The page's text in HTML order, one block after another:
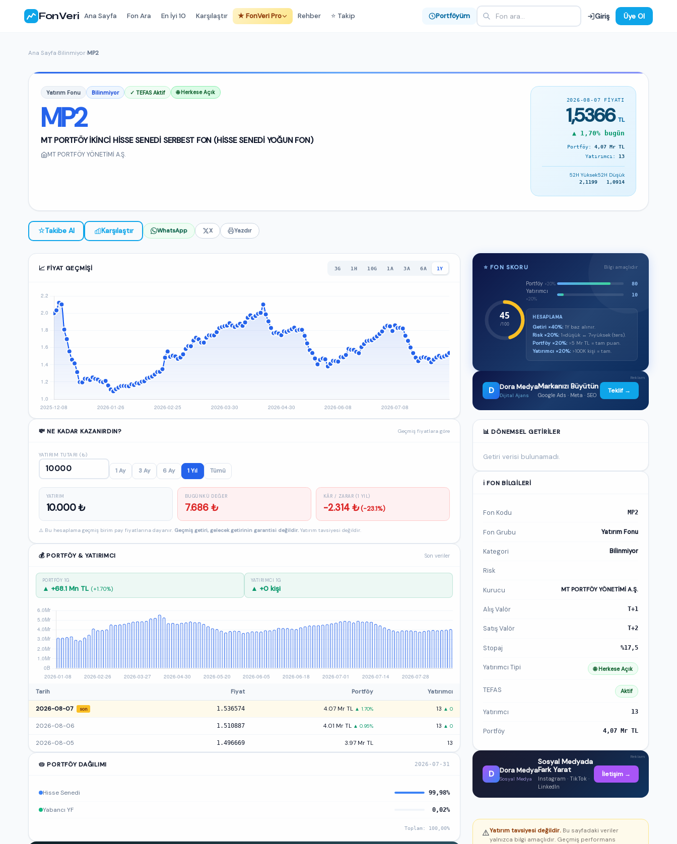
FonVeri Ana Sayfa Fon Ara En İyi 10 Karşılaştır ★ FonVeri Pro Rehber ⭐ Takip Portföyüm Giriş Üye Ol
Ana Sayfa›Bilinmiyor›MP2
Yatırım Fonu Bilinmiyor ✓ TEFAS Aktif 🌐 Herkese Açık
MP2
MT PORTFÖY İKİNCİ HİSSE SENEDİ SERBEST FON (HİSSE SENEDİ YOĞUN FON)
MT PORTFÖY YÖNETİMİ A.Ş.
2026-08-07 FIYATI
1,5366 TL
▲ 1,70% bugün
Portföy: 4,07 Mr TL
Yatırımcı: 13
52H Yüksek
2,1199
52H Düşük
1,0914
☆Takibe Al Karşılaştır WhatsApp X Yazdır
📈 FIYAT GEÇMIŞI 3G 1H 10G 1A 3A 6A 1Y
💸 NE KADAR KAZANIRDIN? Geçmiş fiyatlara göre
YATIRIM TUTARI (₺)
1 Ay 3 Ay 6 Ay 1 Yıl Tümü
YATIRIM
10.000 ₺
BUGÜNKÜ DEĞER
7.686 ₺
KÂR / ZARAR (1 YIL)
-2.314 ₺(-23.1%)
⚠️ Bu hesaplama geçmiş birim pay fiyatlarına dayanır. Geçmiş getiri, gelecek getirinin garantisi değildir. Yatırım tavsiyesi değildir.
💰 PORTFÖY & YATIRIMCI Son veriler
PORTFÖY 1G
▲ +68.1 Mn TL (+1.70%)
YATIRIMCI 1G
▲ +0 kişi
Tarih Fiyat Portföy Yatırımcı
2026-08-07 son 1.536574 4.07 Mr TL ▲ 1.70% 13 ▲ 0
2026-08-06 1.510887 4.01 Mr TL ▲ 0.95% 13 ▲ 0
2026-08-05 1.496669 3.97 Mr TL 13
🥧 PORTFÖY DAĞILIMI 2026-07-31
Hisse Senedi 99,98%
Yabancı YF 0,02%
Toplam: 100,00%
⭐ FON SKORU Bilgi amaçlıdır
45
/100
Portföy ×20% 80
Yatırımcı
×20%
10
HESAPLAMA
Getiri ×40%: 1Y baz alınır.
Risk ×20%: 1=düşük ↔ 7=yüksek (ters).
Portföy ×20%: >5 Mr TL = tam puan.
Yatırımcı ×20%: >100K kişi = tam.
D Dora Medya
Dijital Ajans
Markanızı Büyütün
Google Ads · Meta · SEO
Teklif →
Reklam
📊 DÖNEMSEL GETIRILER
Getiri verisi bulunamadı.
ℹ️ FON BILGILERI
Fon Kodu MP2
Fon Grubu Yatırım Fonu
Kategori Bilinmiyor
Risk
Kurucu MT PORTFÖY YÖNETİMİ A.Ş.
Alış Valör T+1
Satış Valör T+2
Stopaj %17,5
Yatırımcı Tipi 🌐 Herkese Açık
TEFAS Aktif
Yatırımcı 13
Portföy 4,07 Mr TL
D Dora Medya
Sosyal Medya
Sosyal Medyada
Fark Yarat
Instagram · TikTok ·
LinkedIn
İletişim →
Reklam
⚠️Yatırım tavsiyesi değildir. Bu sayfadaki veriler
yalnızca bilgi amaçlıdır. Geçmiş performans